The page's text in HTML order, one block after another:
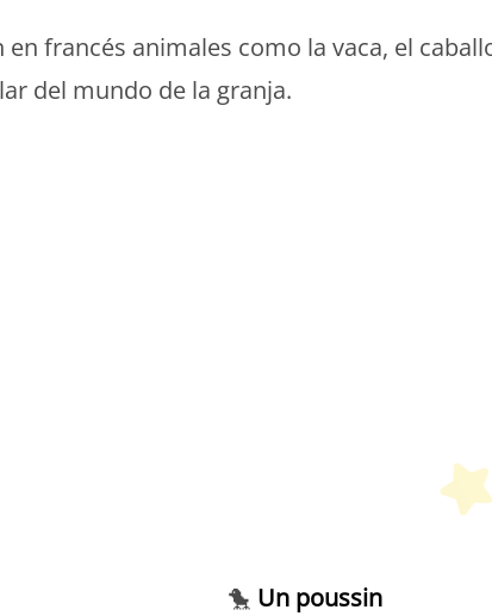
francés animales como la vaca, el
del mundo de la granja.
🐤 Un poussin